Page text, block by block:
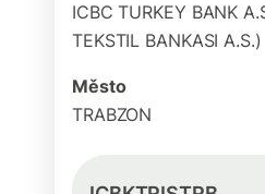
ICBC TURKEY BANK
TEKSTIL BANKASI A.S.)
Město
TRABZON